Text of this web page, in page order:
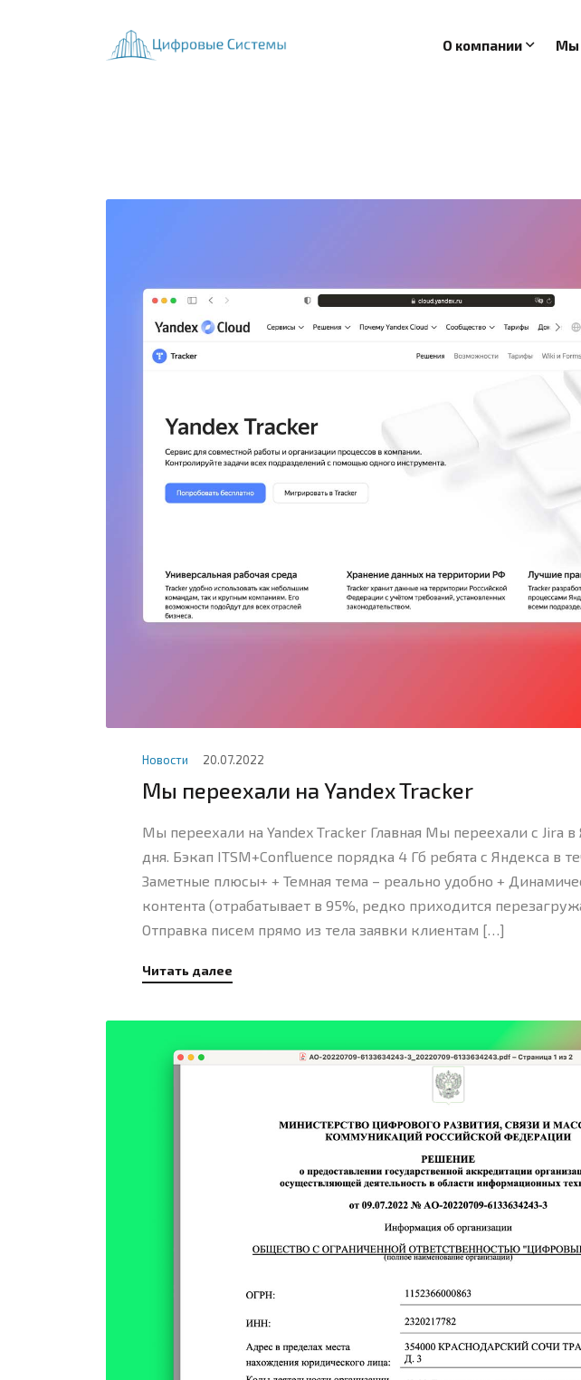
О компании Мы
Новости 20.07.2022
Мы переехали на Yandex Tracker
Мы переехали на Yandex Tracker Главная Мы переехали с Jira в
дня. Бэкап ITSM+Confluence порядка 4 Гб ребята с Яндекса в
Заметные плюсы+ + Темная тема – реально удобно +
контента (отрабатывает в 95%, редко приходится
Отправка писем прямо из тела заявки клиентам […]
Читать далее